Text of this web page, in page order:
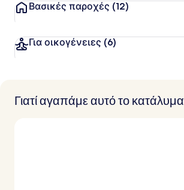
Βασικές παροχές (12)
Για οικογένειες (6)
Γιατί αγαπάμε αυτό το κατάλυμα